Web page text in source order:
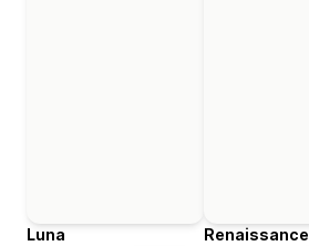
Luna
Renaissance